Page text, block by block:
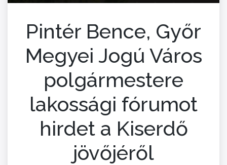
Pintér Bence, Győr
Megyei Jogú Város
polgármestere
lakossági fórumot
hirdet a Kiserdő
jövőjéről